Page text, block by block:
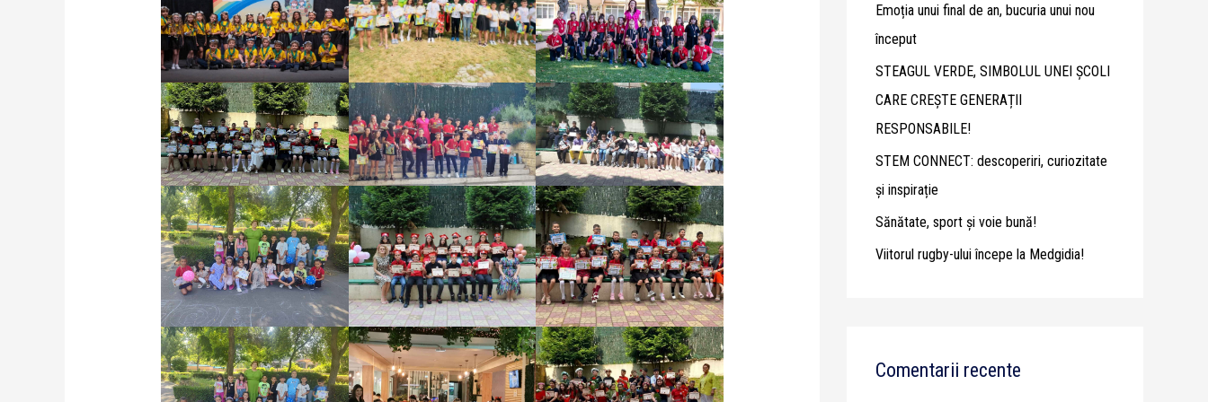
f
o
r
:
Emoția unui final de an, bucuria unui nou
început
STEAGUL VERDE, SIMBOLUL UNEI ȘCOLI
CARE CREȘTE GENERAȚII
RESPONSABILE!
STEM CONNECT: descoperiri, curiozitate
și inspirație
Sănătate, sport și voie bună!
Viitorul rugby-ului începe la Medgidia!
Comentarii recente